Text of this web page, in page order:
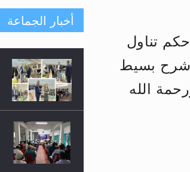
العربي >> المزيد
تناول
شرح بسيط
الله
أخبار الجماعة